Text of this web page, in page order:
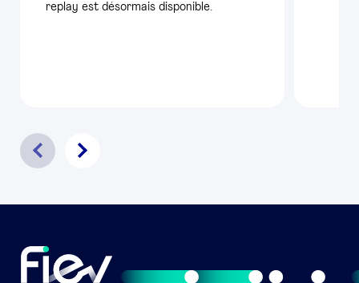
replay est désormais disponible.